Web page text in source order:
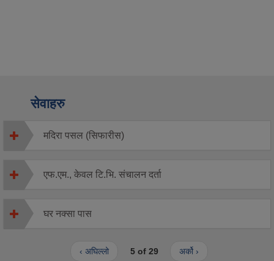
सेवाहरु
मदिरा पसल (सिफारीस)
एफ.एम., केवल टि.भि. संचालन दर्ता
घर नक्सा पास
‹ अघिल्लो 5 of 29 अर्को ›